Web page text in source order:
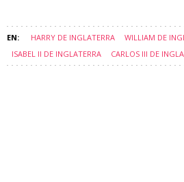
HARRY DE INGLATERRA
WILLIAM DE
ISABEL II DE INGLATERRA
CARLOS III DE